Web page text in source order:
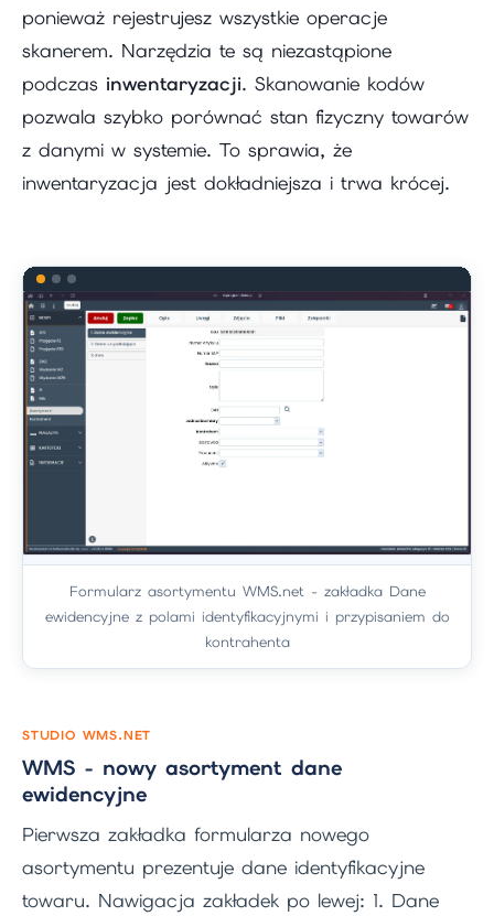
ponieważ rejestrujesz wszystkie operacje
skanerem. Narzędzia te są niezastąpione
podczas inwentaryzacji. Skanowanie kodów
pozwala szybko porównać stan fizyczny towarów
z danymi w systemie. To sprawia, że
inwentaryzacja jest dokładniejsza i trwa krócej.
Formularz asortymentu WMS.net - zakładka Dane
ewidencyjne z polami identyfikacyjnymi i przypisaniem do
kontrahenta
STUDIO WMS.NET
WMS - nowy asortyment dane
ewidencyjne
Pierwsza zakładka formularza nowego
asortymentu prezentuje dane identyfikacyjne
towaru. Nawigacja zakładek po lewej: 1. Dane